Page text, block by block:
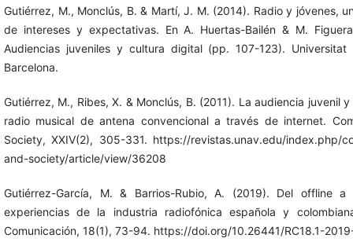
Gutiérrez, M., Monclús, B. & Martí, J. M. (2014). Radio y jóvenes,
de intereses y expectativas. En A. Huertas-Bailén & M.
Audiencias juveniles y cultura digital (pp. 107-123). Universitat
Barcelona.
Gutiérrez, M., Ribes, X. & Monclús, B. (2011). La audiencia juvenil
radio musical de antena convencional a través de internet.
Society, XXIV(2), 305-331. https://revistas.unav.edu/index.php/
and-society/article/view/36208
Gutiérrez-García, M. & Barrios-Rubio, A. (2019). Del offline
experiencias de la industria radiofónica española y
Comunicación, 18(1), 73-94. https://doi.org/10.26441/RC18.1-